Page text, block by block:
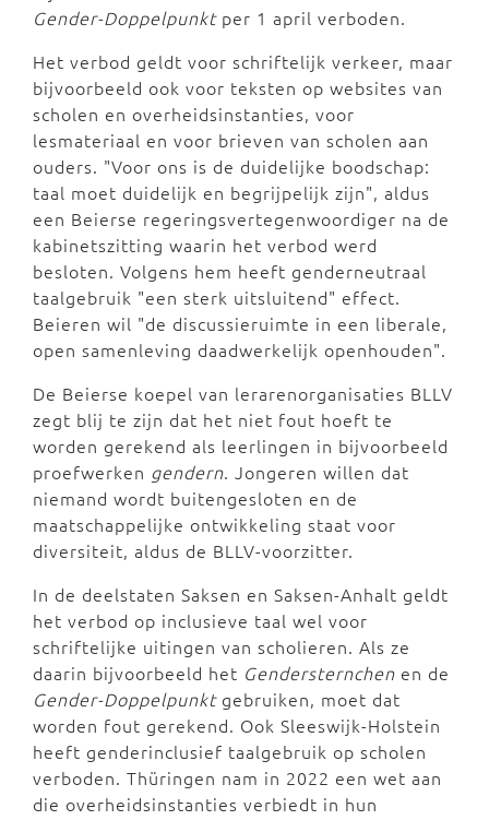
Gender-Doppelpunktper 1 april verboden.
Het verbod geldt voor schriftelijk verkeer, maar
bijvoorbeeld ook voor teksten op websites van
scholen en overheidsinstanties, voor
lesmateriaal en voor brieven van scholen aan
ouders. "Voor ons is de duidelijke boodschap:
taal moet duidelijk en begrijpelijk zijn", aldus
een Beierse regeringsvertegenwoordiger na de
kabinetszitting waarin het verbod werd
besloten. Volgens hem heeft genderneutraal
taalgebruik "een sterk uitsluitend" effect.
Beieren wil "de discussieruimte in een liberale,
open samenleving daadwerkelijk openhouden".
De Beierse koepel van lerarenorganisaties BLLV
zegt blij te zijn dat het niet fout hoeft te
worden gerekend als leerlingen in bijvoorbeeld
proefwerken gendern. Jongeren willen dat
niemand wordt buitengesloten en de
maatschappelijke ontwikkeling staat voor
diversiteit, aldus de BLLV-voorzitter.
In de deelstaten Saksen en Saksen-Anhalt geldt
het verbod op inclusieve taal wel voor
schriftelijke uitingen van scholieren. Als ze
daarin bijvoorbeeld het Gendersternchen en de
Gender-Doppelpunktgebruiken, moet dat
worden fout gerekend. Ook Sleeswijk-Holstein
heeft genderinclusief taalgebruik op scholen
verboden. Thüringen nam in 2022 een wet aan
die overheidsinstanties verbiedt in hun